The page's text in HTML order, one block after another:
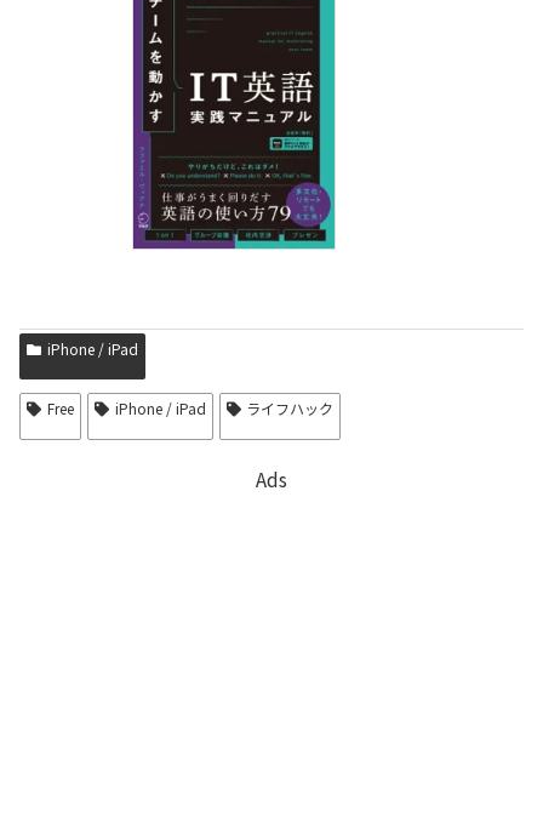
iPhone / iPad
Free iPhone / iPad ライフハック
Ads